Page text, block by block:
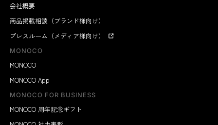
会社概要
商品掲載相談（ブランド様向け）
プレスルーム（メディア様向け）
MONOCO
MONOCO
MONOCO App
MONOCO FOR BUSINESS
MONOCO 周年記念ギフト